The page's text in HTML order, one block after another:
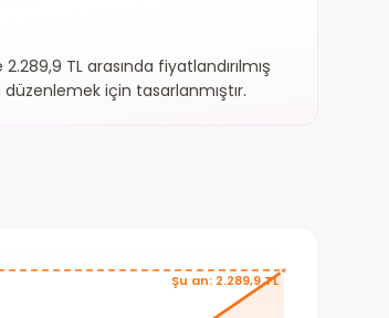
TL arasında fiyatlandırılmış
için tasarlanmıştır.
Şu an: 2.289,9 TL